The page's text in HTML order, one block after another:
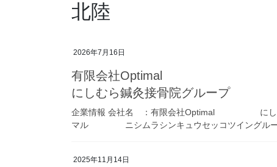
北陸
2026年7月16日
有限会社Optimal
にしむら鍼灸接骨院グループ
企業情報 会社名 ：有限会社Optimal にしむ
マル ニシムラシンキュウセッコツイング
2025年11月14日